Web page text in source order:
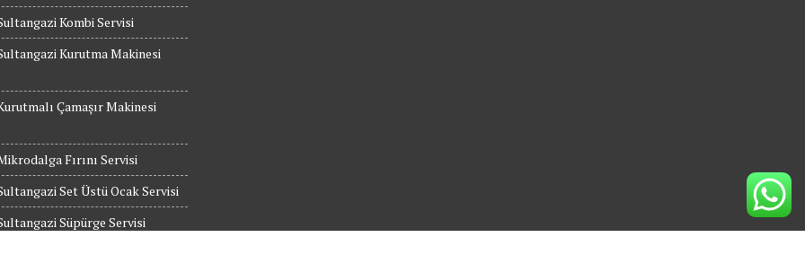
Kombi Servisi
Kurutma Makinesi
Çamaşır Makinesi
Fırını Servisi
Set Üstü Ocak Servisi
Süpürge Servisi